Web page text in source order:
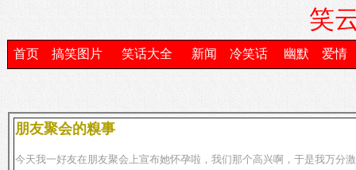
笑
首页 搞笑图片 笑话大全 新闻 冷笑话 幽默 爱情
朋友聚会的糗事
今天我一好友在朋友聚会上宣布她怀孕啦，我们那个高兴啊，于是我万分